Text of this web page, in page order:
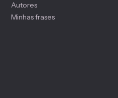
Autores
Minhas frases